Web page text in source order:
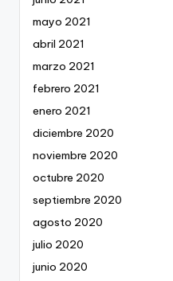
mayo 2021
abril 2021
marzo 2021
febrero 2021
enero 2021
diciembre 2020
noviembre 2020
octubre 2020
septiembre 2020
agosto 2020
julio 2020
junio 2020